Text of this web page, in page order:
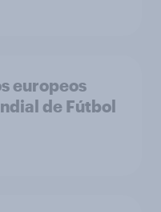
europeos
de Fútbol